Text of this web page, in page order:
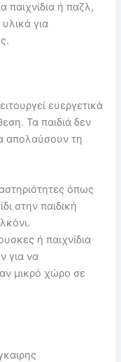
παιχνίδια ή παζλ,
για
ευεργετικά
Τα παιδιά δεν
απολαύσουν τη
όπως
στην παιδική
ή παιχνίδια
για να
μικρό χώρο σε